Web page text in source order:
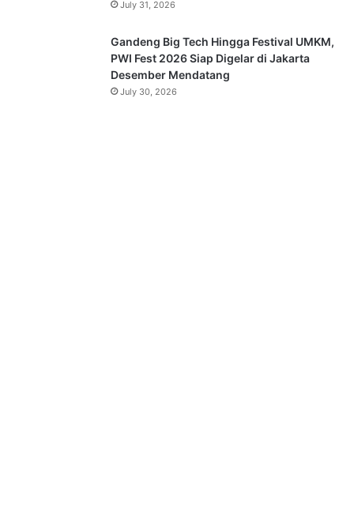
July 31, 2026
Gandeng Big Tech Hingga Festival UMKM,
PWI Fest 2026 Siap Digelar di Jakarta
Desember Mendatang
July 30, 2026